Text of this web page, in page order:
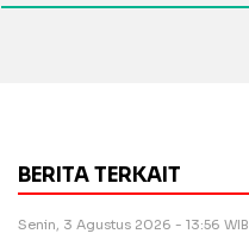
BERITA TERKAIT
Senin, 3 Agustus 2026 - 13:56 WIB